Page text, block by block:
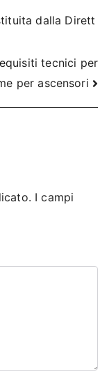
dalla Dirett
tecnici per
per ascensori
I campi